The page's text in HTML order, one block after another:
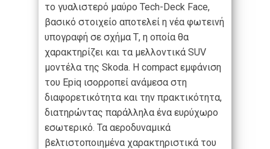
το γυαλιστερό μαύρο Tech-Deck Face,
βασικό στοιχείο αποτελεί η νέα φωτεινή
υπογραφή σε σχήμα Τ, η οποία θα
χαρακτηρίζει και τα μελλοντικά SUV
μοντέλα της Skoda. Η compact εμφάνιση
του Epiq ισορροπεί ανάμεσα στη
διαφορετικότητα και την πρακτικότητα,
διατηρώντας παράλληλα ένα ευρύχωρο
εσωτερικό. Τα αεροδυναμικά
βελτιστοποιημένα χαρακτηριστικά του